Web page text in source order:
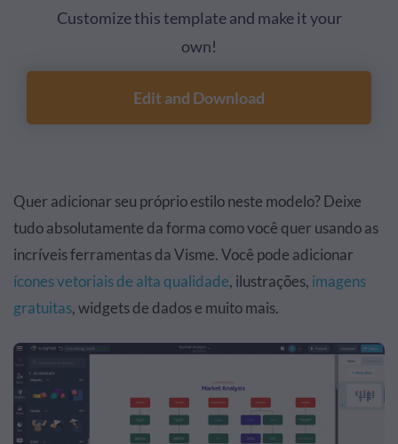
Customize this template and make it your
own!
Edit and Download
Quer adicionar seu próprio estilo neste modelo? Deixe
tudo absolutamente da forma como você quer usando as
incríveis ferramentas da Visme. Você pode adicionar
ícones vetoriais de alta qualidade, ilustrações, imagens
gratuitas, widgets de dados e muito mais.